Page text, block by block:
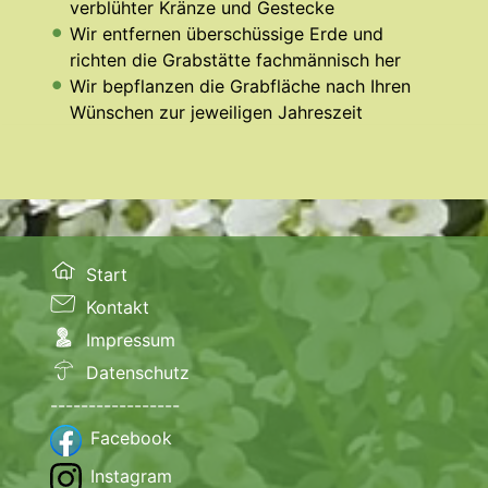
verblühter Kränze und Gestecke
Wir entfernen überschüssige Erde und
richten die Grabstätte fachmännisch her
Wir bepflanzen die Grabfläche nach Ihren
Wünschen zur jeweiligen Jahreszeit
Start
Kontakt
Impressum
Datenschutz
-----------------
Facebook
Instagram